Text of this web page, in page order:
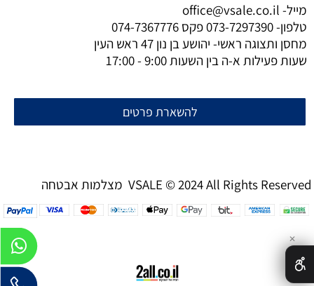
מייל- office@vsale.co.il
טלפון-073-7297390פקס 074-7367776
מחסן ותצוגה ראשי- יהושע בן נון 47 ראש העין
שעות פעילות א-ה בין השעות 9:00 - 17:00
להשארת פרטים
מצלמות אבטחה VSALE © 2024 All Rights Reserved
✕